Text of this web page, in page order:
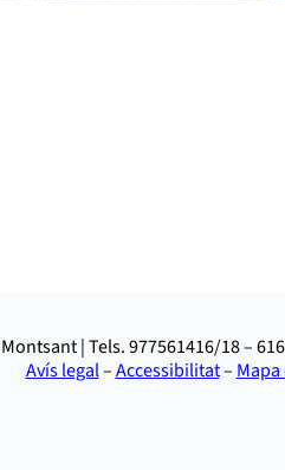
| Tels. 977561416/18 –
Avís legal–Accessibilitat–